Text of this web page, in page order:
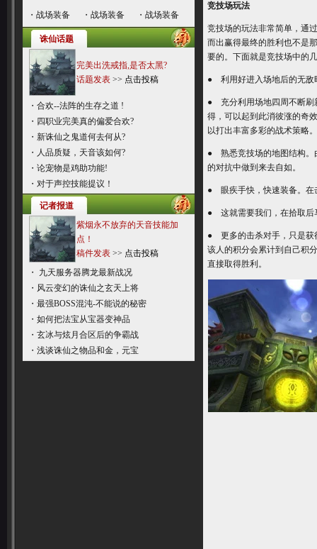
・战场装备 ・战场装备 ・战场装备
诛仙话题
完美出洗戒指,是否太黑?
话题发表>> 点击投稿
・合欢--法阵的生存之道 !
・ 四职业完美真的偏爱合欢?
・新诛仙之鬼道何去何从?
・ 人品质疑，天音该如何?
・论宠物是鸡助功能!
・对于声控技能提议！
记者报道
紫烟永不放弃的天音技能加
点！
稿件发表>> 点击投稿
・
九天服务器腾龙最新战况
・ 风云变幻的诛仙之玄天上将
・最强BOSS混沌-不能说的秘密
・如何把法宝从宝器变神品
・玄冰与炫月合区后的争霸战
・浅谈诛仙之物品和金，元宝
竞技场玩法
竞技场的玩法非常简单，通
而出赢得最终的胜利也不是
要的。下面就是竞技场中的
● 利用好进入场地后的无敌
● 充分利用场地四周不断刷
得，可以起到此消彼涨的奇
以打出丰富多彩的战术策略
● 熟悉竞技场的地图结构。
的对抗中做到来去自如。
● 眼疾手快，快速装备。在
● 这就需要我们，在拾取后
● 更多的击杀对手，只是获
该人的积分会累计到自己积
直接取得胜利。